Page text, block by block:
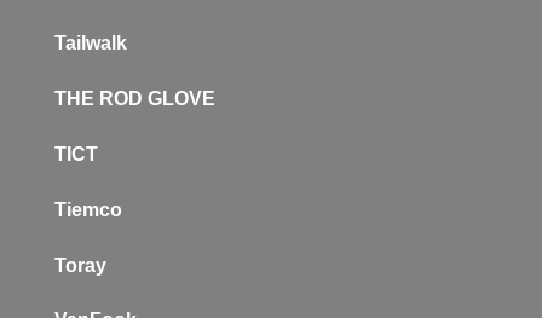
Tailwalk
THE ROD GLOVE
TICT
Tiemco
Toray